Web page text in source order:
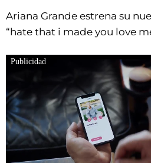
Ariana Grande estrena su
“hate that i made you love
Publicidad